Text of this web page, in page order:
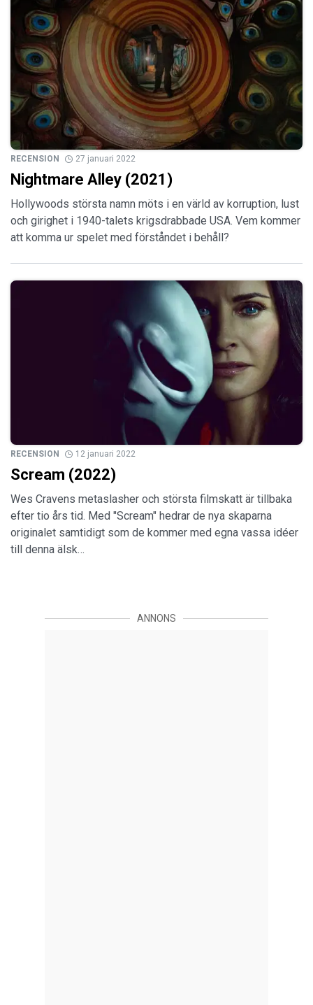
RECENSION 27 januari 2022
Nightmare Alley (2021)
Hollywoods största namn möts i en värld av korruption, lust
och girighet i 1940-talets krigsdrabbade USA. Vem kommer
att komma ur spelet med förståndet i behåll?
RECENSION 12 januari 2022
Scream (2022)
Wes Cravens metaslasher och största filmskatt är tillbaka
efter tio års tid. Med "Scream" hedrar de nya skaparna
originalet samtidigt som de kommer med egna vassa idéer
till denna älsk…
ANNONS